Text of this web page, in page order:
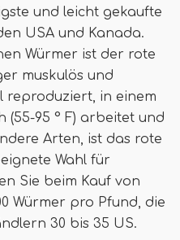
und leicht gekaufte
USA und Kanada.
Würmer ist der rote
muskulös und
reproduziert, in einem
(55-95 ° F) arbeitet und
Arten, ist das rote
Wahl für
Sie beim Kauf von
Würmer pro Pfund, die
30 bis 35 US.